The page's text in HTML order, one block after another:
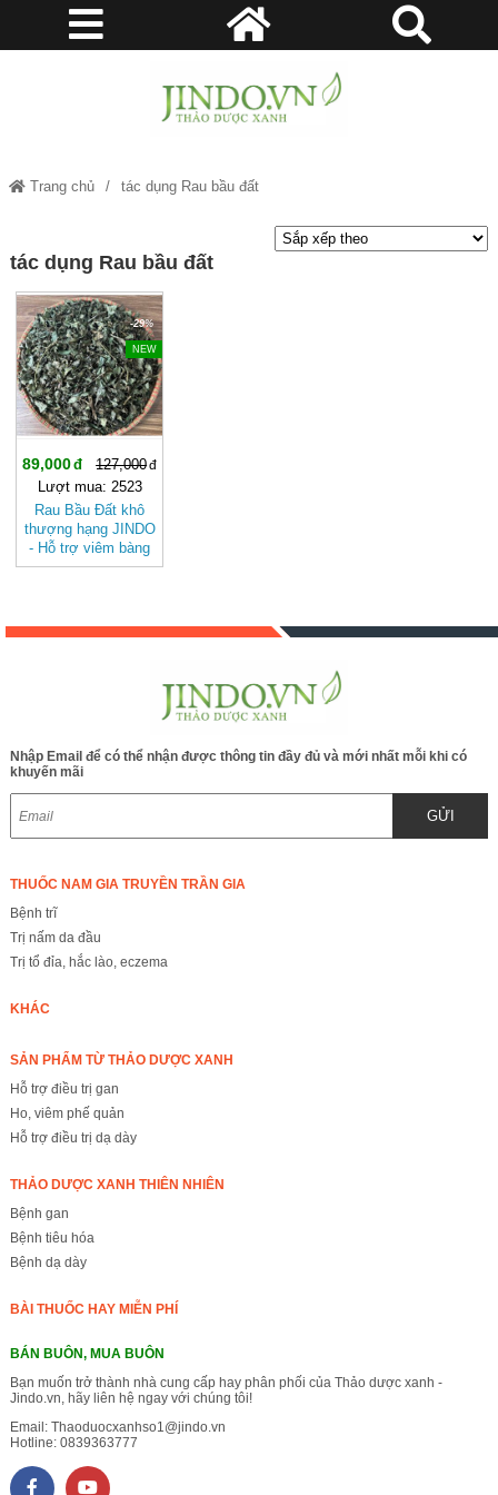
Trang chủ tác dụng Rau bầu đất
tác dụng Rau bầu đất
-29%
NEW
89,000
127,000
Lượt mua: 2523
Rau Bầu Đất khô
thượng hạng JINDO
- Hỗ trợ viêm bàng
quang, khí hư, bạch
cho phụ nữ
Nhập Email để có thể nhận được thông tin đầy đủ và mới nhất mỗi khi có
khuyến mãi
GỬI
THUỐC NAM GIA TRUYỀN TRẦN GIA
Bệnh trĩ
Trị nấm da đầu
Trị tổ đỉa, hắc lào, eczema
KHÁC
SẢN PHẨM TỪ THẢO DƯỢC XANH
Hỗ trợ điều trị gan
Ho, viêm phế quản
Hỗ trợ điều trị dạ dày
THẢO DƯỢC XANH THIÊN NHIÊN
Bệnh gan
Bệnh tiêu hóa
Bệnh dạ dày
BÀI THUỐC HAY MIỄN PHÍ
BÁN BUÔN, MUA BUÔN
Bạn muốn trở thành nhà cung cấp hay phân phối của Thảo dược xanh -
Jindo.vn, hãy liên hệ ngay với chúng tôi!
Email: Thaoduocxanhso1@jindo.vn
Hotline: 0839363777